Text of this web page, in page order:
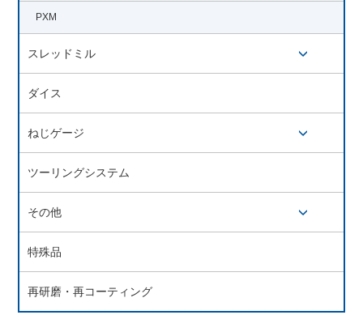
PXM
スレッドミル
ダイス
ねじゲージ
ツーリングシステム
その他
特殊品
再研磨・再コーティング